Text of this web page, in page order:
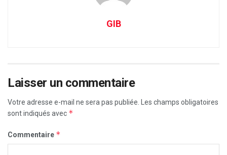
GIB
Laisser un commentaire
Votre adresse e-mail ne sera pas publiée.
Les champs obligatoires
sont indiqués avec *
Commentaire *